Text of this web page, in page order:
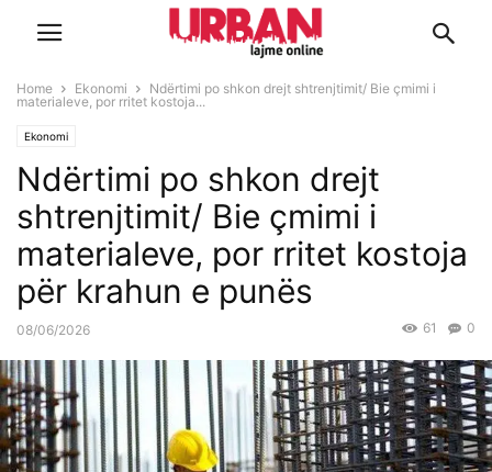
Home Ekonomi
Ndërtimi po shkon drejt shtrenjtimit/ Bie çmimi i
materialeve, por rritet kostoja...
Ekonomi
Ndërtimi po shkon drejt
shtrenjtimit/ Bie çmimi i
materialeve, por rritet kostoja
për krahun e punës
08/06/2026 0
61